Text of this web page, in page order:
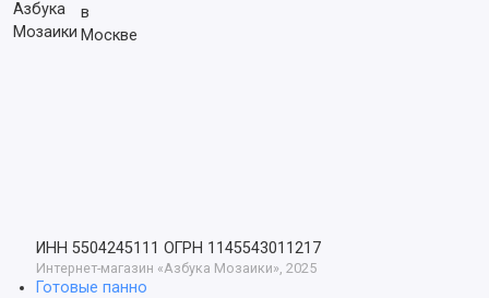
в
Москве
ИНН 5504245111 ОГРН 1145543011217
Интернет-магазин «Азбука Мозаики», 2025
Готовые панно